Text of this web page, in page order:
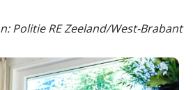
Politie RE Zeeland/West-Brabant